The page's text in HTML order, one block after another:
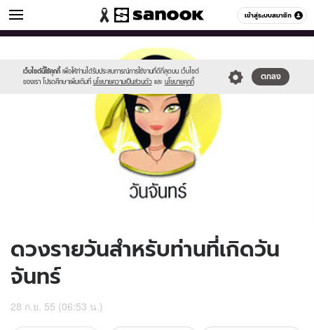
เข้าสู่ระบบสมาชิก
ดูดวง หมวดอื่นๆ
เว็บไซต์นี้ใช้คุกกี้ เพื่อให้ท่านได้รับประสบการณ์การใช้งานที่ดีที่สุดบน เว็บไซต์
ของเรา โปรดศึกษาเพิ่มเติมที่ นโยบายความเป็นส่วนตัว และ นโยบายคุกกี้
ตกลง
sanook.png
ดวงรายวันสำหรับท่านที่เกิดวัน
จันทร์
28 ก.ย. 55 (06:53 น.)